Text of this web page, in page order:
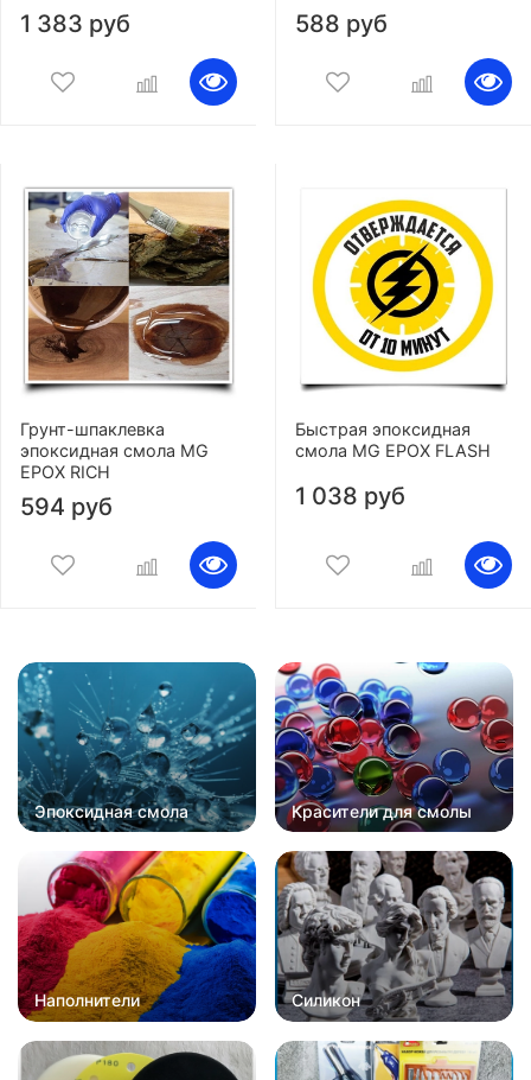
1 383 руб 588 руб
Грунт-шпаклевка
эпоксидная смола MG
EPOX RICH
594 руб
Быстрая эпоксидная
смола MG EPOX FLASH
1 038 руб
Эпоксидная смола Красители для смолы
Наполнители Силикон